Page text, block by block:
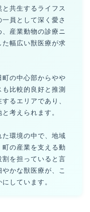
共生するライフス
員として深く愛さ
産業動物の診療ニ
幅広い獣医療が求
の中心部からやや
比較的良好と推測
るエリアであり、
考えられます。
環境の中で、地域
の産業を支える動
を担っていると言
かな獣医療が、こ
しています。